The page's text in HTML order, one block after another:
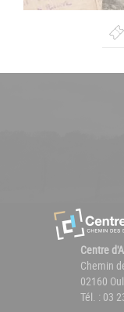
de
Centre
Chemin
02160
Tél. : 03